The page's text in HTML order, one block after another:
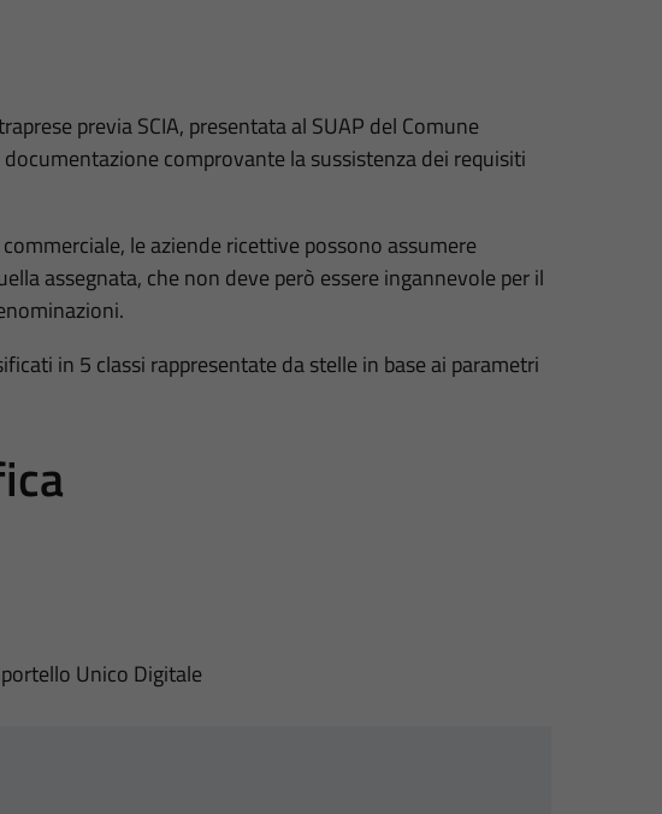
previa SCIA, presentata al SUAP del Comune
comprovante la sussistenza dei requisiti
le aziende ricettive possono assumere
assegnata, che non deve però essere ingannevole per il
in 5 classi rappresentate da stelle in base ai parametri
Unico Digitale